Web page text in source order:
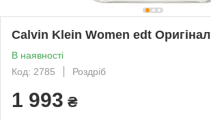
Calvin Klein Women edt Оригінал
В наявності
Код: 2785
Роздріб
1 993 ₴